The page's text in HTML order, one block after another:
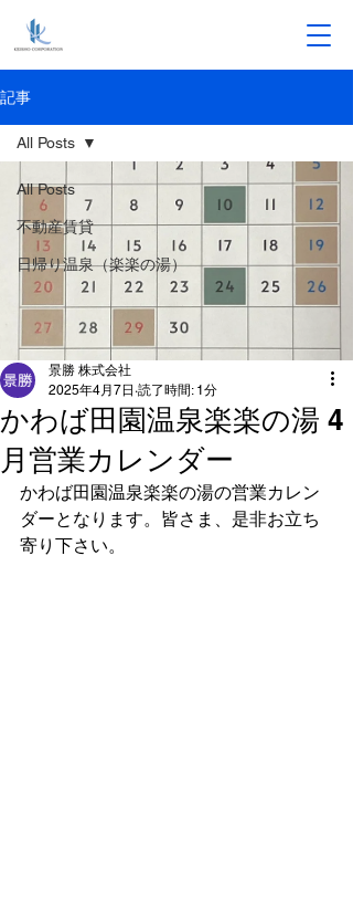
記事
All Posts
不動産賃貸
日帰り温泉（楽楽の湯）
All Posts
かわば田園温泉楽楽の湯 4
月営業カレンダー
景勝 株式会社
2025年4月7日 読了時間: 1分
かわば田園温泉楽楽の湯の営業カレン
ダーとなります。皆さま、是非お立ち
寄り下さい。